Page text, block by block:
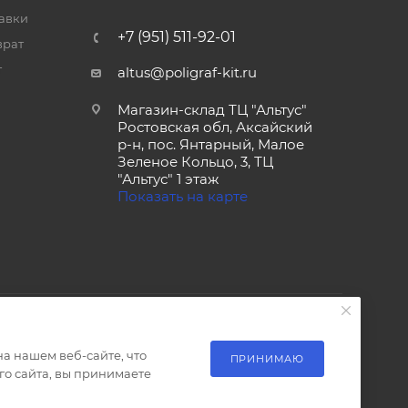
+7 (951) 511-92-01
altus@poligraf-kit.ru
Магазин-склад ТЦ "Альтус"
Ростовская обл, Аксайский
р-н, пос. Янтарный, Малое
Зеленое Кольцо, 3, ТЦ
"Альтус" 1 этаж
Показать на карте
нашем веб-сайте, что
сайта, вы принимаете
ПРИНИМАЮ